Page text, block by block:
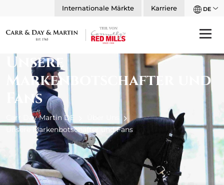
Internationale Märkte Karriere DE
Unsere
Markenbotschafter und
Fans
Carr Day Martin DE
Unsere Markenbotschafter und Fans